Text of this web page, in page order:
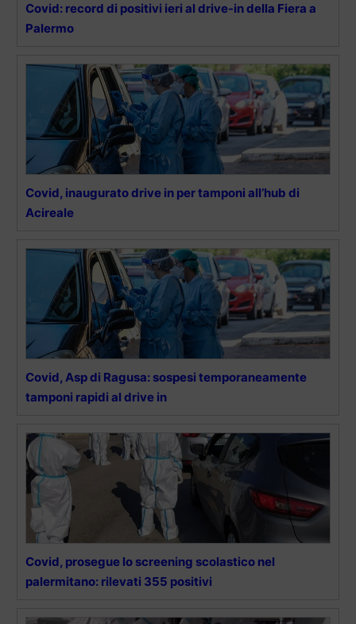
Covid: record di positivi ieri al drive-in della Fiera a
Palermo
Covid, inaugurato drive in per tamponi all’hub di
Acireale
Covid, Asp di Ragusa: sospesi temporaneamente
tamponi rapidi al drive in
Covid, prosegue lo screening scolastico nel
palermitano: rilevati 355 positivi